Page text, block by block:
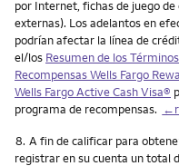
por Internet, fichas de juego
externas). Los adelantos en
podrían afectar la línea de
el/los Resumen de los
RecompensasWells Fargo
Wells Fargo Active Cash Visa®
programa de recompensas.
Nota
8. A fin de calificar para
registrar en su cuenta un total